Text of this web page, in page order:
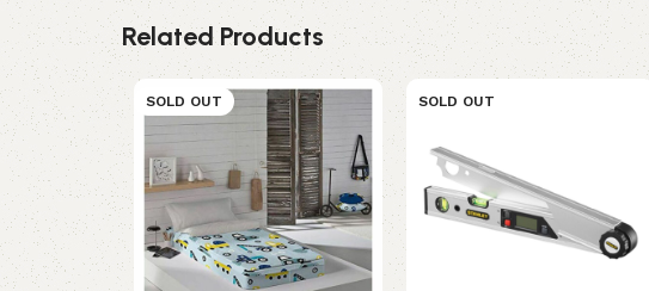
Related Products
SOLD OUT SOLD OUT